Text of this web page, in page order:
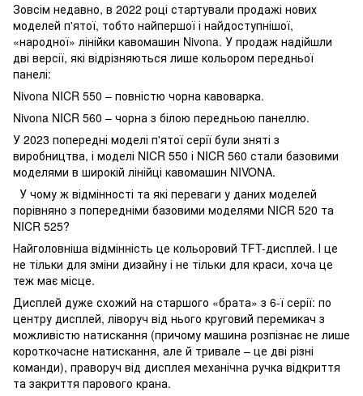
Зовсім недавно, в 2022 році стартували продажі нових
моделей п'ятої, тобто найпершої і найдоступнішої,
«народної» лінійки кавомашин Nivona. У продаж надійшли
дві версії, які відрізняються лише кольором передньої
панелі:
Nivona NICR 550 – повністю чорна кавоварка.
Nivona NICR 560 – чорна з білою передньою панеллю.
У 2023 попередні моделі п'ятої серії були зняті з
виробництва, і моделі NICR 550 і NICR 560 стали базовими
моделями в широкій лінійці кавомашин NIVONA.
У чому ж відмінності та які переваги у даних моделей
порівняно з попередніми базовими моделями NICR 520 та
NICR 525?
Найголовніша відмінність це кольоровий TFT-дисплей. І це
не тільки для зміни дизайну і не тільки для краси, хоча це
теж має місце.
Дисплей дуже схожий на старшого «брата» з 6-ї серії: по
центру дисплей, ліворуч від нього круговий перемикач з
можливістю натискання (причому машина розпізнає не лише
короткочасне натискання, але й тривале – це дві різні
команди), праворуч від дисплея механічна ручка відкриття
та закриття парового крана.